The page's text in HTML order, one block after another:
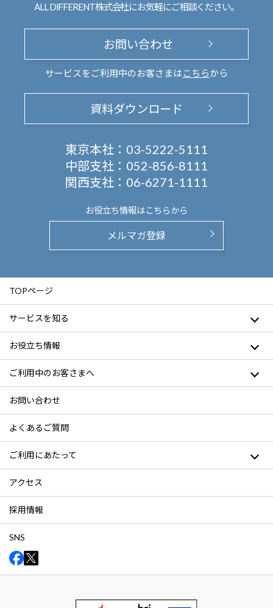
ALL DIFFERENT株式会社にお気軽にご相談ください。
お問い合わせ
サービスをご利用中のお客さまは こちらから
資料ダウンロード
東京本社： 03-5222-5111
中部支社： 052-856-8111
関西支社： 06-6271-1111
お役立ち情報はこちらから
メルマガ登録
TOPページ
サービスを知る
お役立ち情報
ご利用中のお客さまへ
お問い合わせ
よくあるご質問
ご利用にあたって
アクセス
採用情報
SNS